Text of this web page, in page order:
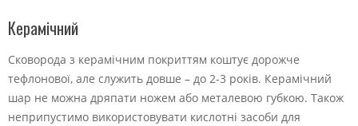
Керамічний
Сковорода з керамічним покриттям коштує дорожче
тефлонової, але служить довше – до 2-3 років. Керамічний
шар не можна дряпати ножем або металевою губкою. Також
неприпустимо використовувати кислотні засоби для